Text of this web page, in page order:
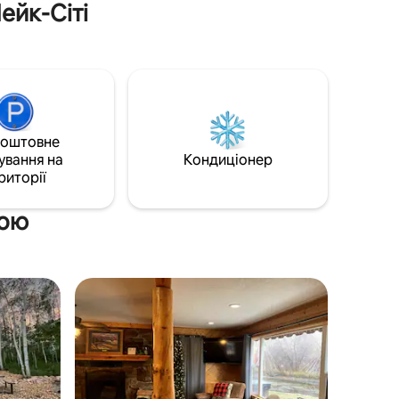
історії! Ми каталися на лижах протягом
Сіті
на
Кондиціонер